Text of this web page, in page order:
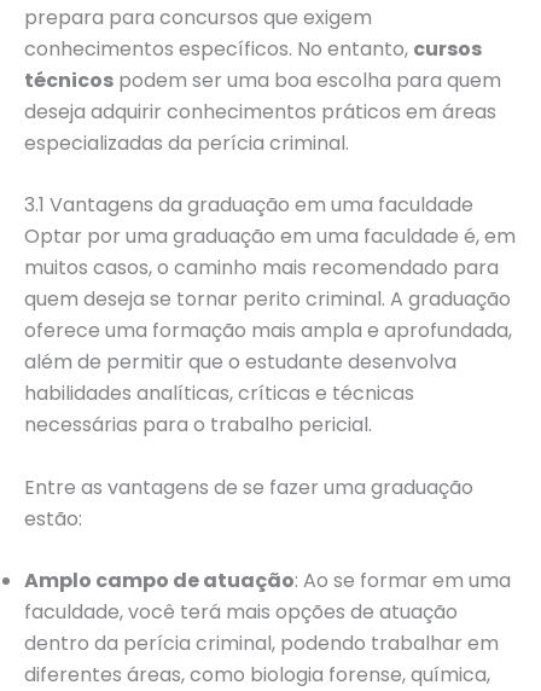
prepara para concursos que exigem
conhecimentos específicos. No entanto, cursos
técnicos podem ser uma boa escolha para quem
deseja adquirir conhecimentos práticos em áreas
especializadas da perícia criminal.
3.1 Vantagens da graduação em uma faculdade
Optar por uma graduação em uma faculdade é, em
muitos casos, o caminho mais recomendado para
quem deseja se tornar perito criminal. A graduação
oferece uma formação mais ampla e aprofundada,
além de permitir que o estudante desenvolva
habilidades analíticas, críticas e técnicas
necessárias para o trabalho pericial.
Entre as vantagens de se fazer uma graduação
estão:
Amplo campo de atuação: Ao se formar em uma
faculdade, você terá mais opções de atuação
dentro da perícia criminal, podendo trabalhar em
diferentes áreas, como biologia forense, química,